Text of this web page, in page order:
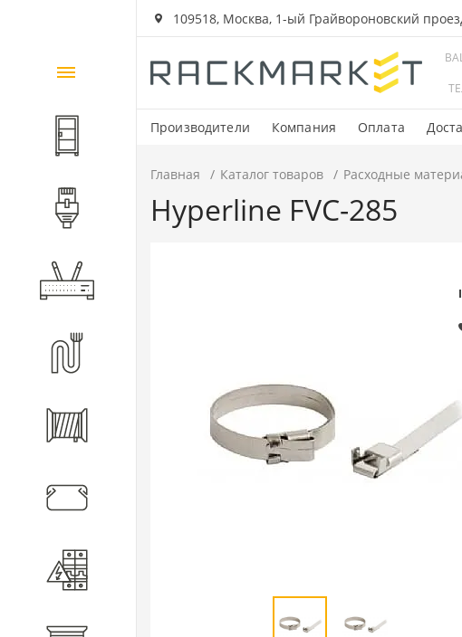
109518, Москва, 1-ый Грайвороновский
Производители Компания Оплата
Каталог
товаров
Шкафы и стойки
Компоненты СКС
Главная Каталог товаров Расходные
Hyperline FVC-285